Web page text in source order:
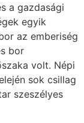
a gazdasági
egyik
az emberiség
bor
volt. Népi
sok csillag
szeszélyes